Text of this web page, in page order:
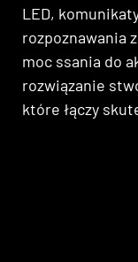
LED,
rozpoznawania
moc ssania do
rozwiązanie
które łączy